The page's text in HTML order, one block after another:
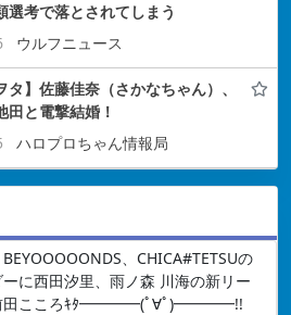
選考で落とされてしまう
ウルフニュース
タ】佐藤佳奈（さかなちゃん）、
田と電撃結婚！
ハロプロちゃん情報局
BEYOOOOONDS、CHICA#TETSUの
に西田汐里、雨ノ森 川海の新リー
田こころｷﾀ━━━━(ﾟ∀ﾟ)━━━━!!